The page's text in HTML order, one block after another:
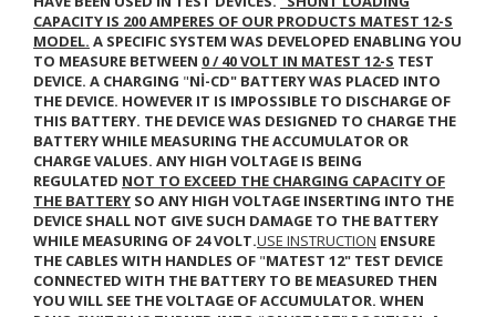
CAPACITY IS 200 AMPERES OF OUR PRODUCTS MATEST 12-S
MODEL. A SPECIFIC SYSTEM WAS DEVELOPED ENABLING YOU
TO MEASURE BETWEEN 0 / 40 VOLT IN MATEST 12-S TEST
DEVICE. A CHARGING "Nİ-CD" BATTERY WAS PLACED INTO
THE DEVICE. HOWEVER IT IS IMPOSSIBLE TO DISCHARGE OF
THIS BATTERY. THE DEVICE WAS DESIGNED TO CHARGE THE
BATTERY WHILE MEASURING THE ACCUMULATOR OR
CHARGE VALUES. ANY HIGH VOLTAGE IS BEING
REGULATED NOT TO EXCEED THE CHARGING CAPACITY OF
THE BATTERY SO ANY HIGH VOLTAGE INSERTING INTO THE
DEVICE SHALL NOT GIVE SUCH DAMAGE TO THE BATTERY
WHILE MEASURING OF 24 VOLT.USE INSTRUCTION ENSURE
THE CABLES WITH HANDLES OF "MATEST 12" TEST DEVICE
CONNECTED WITH THE BATTERY TO BE MEASURED THEN
YOU WILL SEE THE VOLTAGE OF ACCUMULATOR. WHEN